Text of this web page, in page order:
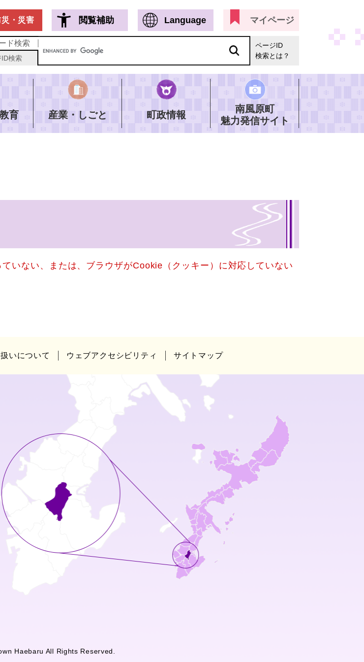
災・災害 閲覧補助 Language マイページ
ド検索
ID検索
ページID
検索とは？
育 産業・しごと 町政情報
南風原町
魅力発信サイト
いない、または、ブラウザがCookie（クッキー）に対応していない
いについて ウェブアクセシビリティ サイトマップ
Haebaru All Rights Reserved.